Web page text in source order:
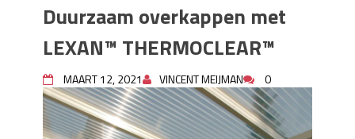
Je huis koelen: alles behalve duur
Hoe draagt je inrichting bij aan je
merkimago?
Houtpellets als duurzame
verwarmingsoptie
Wanneer moet je een specialist
Duurzaam overkappen met
LEXAN™ THERMOCLEAR™
MAART 12, 2021 VINCENT MEIJMAN 0